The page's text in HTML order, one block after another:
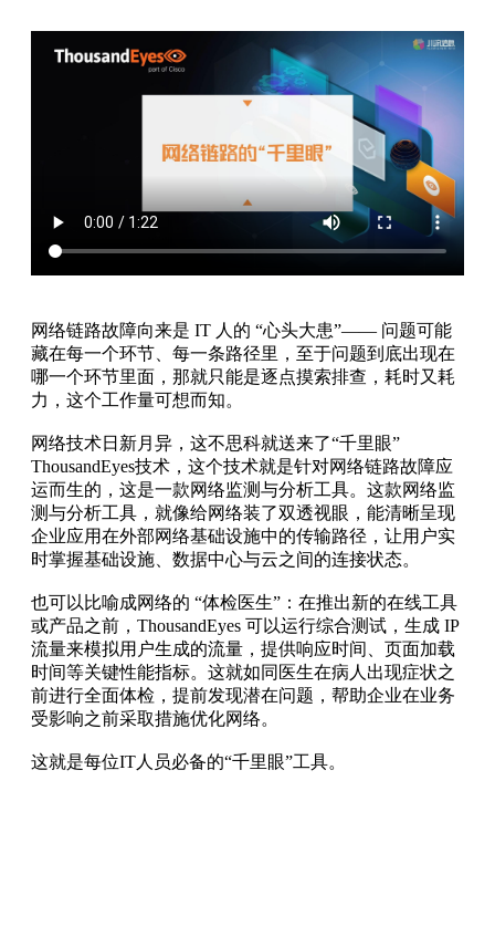
网络链路故障向来是 IT 人的 “心头大患”—— 问题可能
藏在每一个环节、每一条路径里，至于问题到底出现在
哪一个环节里面，那就只能是逐点摸索排查，耗时又耗
力，这个工作量可想而知。
网络技术日新月异，这不思科就送来了“千里眼”
ThousandEyes技术，这个技术就是针对网络链路故障应
运而生的，这是一款网络监测与分析工具。这款网络监
测与分析工具，就像给网络装了双透视眼，能清晰呈现
企业应用在外部网络基础设施中的传输路径，让用户实
时掌握基础设施、数据中心与云之间的连接状态。
也可以比喻成网络的 “体检医生”：在推出新的在线工具
或产品之前，ThousandEyes 可以运行综合测试，生成 IP
流量来模拟用户生成的流量，提供响应时间、页面加载
时间等关键性能指标。这就如同医生在病人出现症状之
前进行全面体检，提前发现潜在问题，帮助企业在业务
受影响之前采取措施优化网络。
这就是每位IT人员必备的“千里眼”工具。